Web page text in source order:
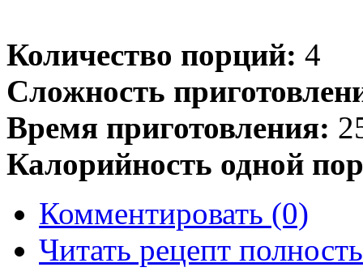
Количество порций: 4
Сложность
Время приготовления:
Калорийность одной
Комментировать (0)
Читать рецепт